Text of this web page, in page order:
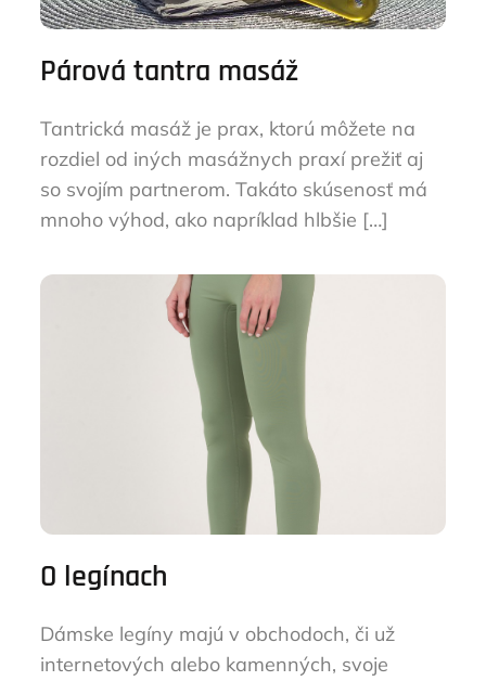
Párová tantra masáž
Tantrická masáž je prax, ktorú môžete na
rozdiel od iných masážnych praxí prežiť aj
so svojím partnerom. Takáto skúsenosť má
mnoho výhod, ako napríklad hlbšie […]
O legínach
Dámske legíny majú v obchodoch, či už
internetových alebo kamenných, svoje